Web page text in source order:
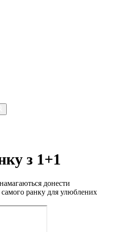
з 1+1
донести
ранку для улюблених